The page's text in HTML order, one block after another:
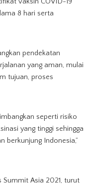
8 hari serta
pendekatan
yang aman, mulai
tujuan, proses
seperti risiko
yang tinggi sehingga
berkunjung Indonesia,”
Summit Asia 2021, turut